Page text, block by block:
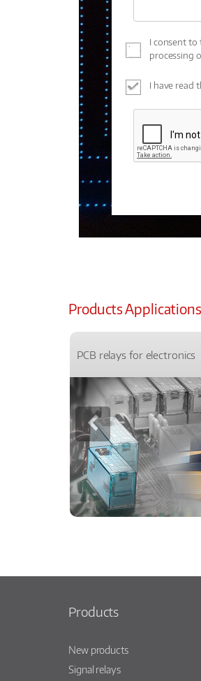
I consent to
processing
I have read
Products Applications
PCB relays for electronics
Products
New products
Signal relays